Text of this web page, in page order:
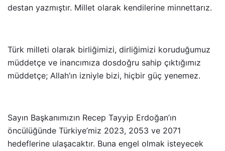
destan yazmıştır. Millet olarak kendilerine minnettarız.
Türk milleti olarak birliğimizi, dirliğimizi koruduğumuz
müddetçe ve inancımıza dosdoğru sahip çıktığımız
müddetçe; Allah’ın izniyle bizi, hiçbir güç yenemez.
Sayın Başkanımızın Recep Tayyip Erdoğan’ın
öncülüğünde Türkiye’miz 2023, 2053 ve 2071
hedeflerine ulaşacaktır. Buna engel olmak isteyecek